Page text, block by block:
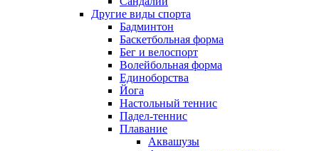
Другие виды спорта
Бадминтон
Баскетбольная форма
Бег и велоспорт
Волейбольная форма
Единоборства
Йога
Настольный теннис
Падел-теннис
Плавание
Аквашузы